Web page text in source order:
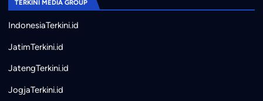
TERKINI MEDIA GROUP
IndonesiaTerkini.id
JatimTerkini.id
JatengTerkini.id
JogjaTerkini.id